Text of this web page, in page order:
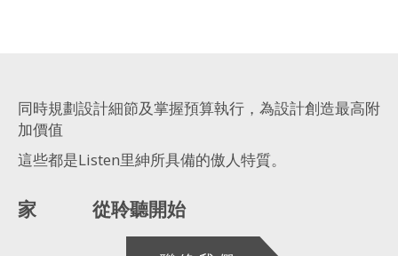
同時規劃設計細節及掌握預算執行，為設計創造最高附
加價值
這些都是Listen里紳所具備的傲人特質。
家 從聆聽開始